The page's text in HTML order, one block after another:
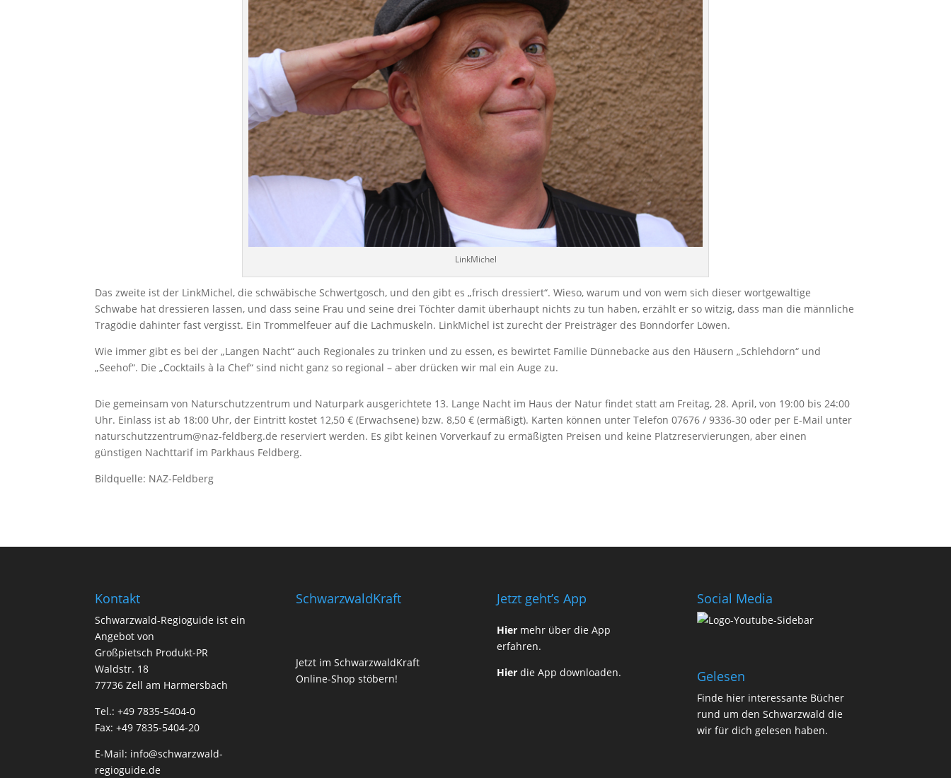
LinkMichel
Das zweite ist der LinkMichel, die schwäbische Schwertgosch, und den gibt es „frisch dressiert“. Wieso, warum und von wem sich dieser wortgewaltige
Schwabe hat dressieren lassen, und dass seine Frau und seine drei Töchter damit überhaupt nichts zu tun haben, erzählt er so witzig, dass man die männliche
Tragödie dahinter fast vergisst. Ein Trommelfeuer auf die Lachmuskeln. LinkMichel ist zurecht der Preisträger des Bonndorfer Löwen.
Wie immer gibt es bei der „Langen Nacht“ auch Regionales zu trinken und zu essen, es bewirtet Familie Dünnebacke aus den Häusern „Schlehdorn“ und
„Seehof“. Die „Cocktails à la Chef“ sind nicht ganz so regional – aber drücken wir mal ein Auge zu.
Die gemeinsam von Naturschutzzentrum und Naturpark ausgerichtete 13. Lange Nacht im Haus der Natur findet statt am Freitag, 28. April, von 19:00 bis 24:00
Uhr. Einlass ist ab 18:00 Uhr, der Eintritt kostet 12,50 € (Erwachsene) bzw. 8,50 € (ermäßigt). Karten können unter Telefon 07676 / 9336-30 oder per E-Mail unter
naturschutzzentrum@naz-feldberg.de reserviert werden. Es gibt keinen Vorverkauf zu ermäßigten Preisen und keine Platzreservierungen, aber einen
günstigen Nachttarif im Parkhaus Feldberg.
Bildquelle: NAZ-Feldberg
Kontakt
Schwarzwald-Regioguide ist ein
Angebot von
Großpietsch Produkt-PR
Waldstr. 18
77736 Zell am Harmersbach
Tel.: +49 7835-5404-0
Fax: +49 7835-5404-20
E-Mail: info@schwarzwald-
regioguide.de
SchwarzwaldKraft
Jetzt im SchwarzwaldKraft
Online-Shop stöbern!
Jetzt geht’s App
Hiermehr über die App
erfahren.
Hierdie App downloaden.
Social Media
Gelesen
Finde hier interessante Bücher
rund um den Schwarzwald die
wir für dich gelesen haben.